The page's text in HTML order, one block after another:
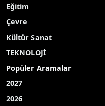
Eğitim
Çevre
Kültür Sanat
TEKNOLOJİ
Popüler Aramalar
2027
2026